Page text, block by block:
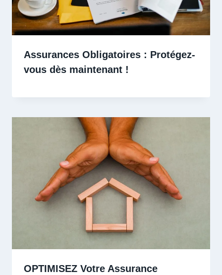
Assurances Obligatoires : Protégez-
vous dès maintenant !
OPTIMISEZ Votre Assurance